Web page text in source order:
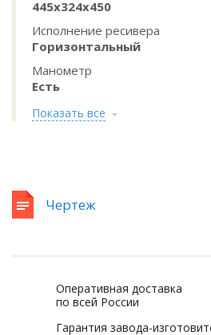
445x324x450
Исполнение ресивера
Горизонтальный
Манометр
Есть
Показать все
Чертеж
Оперативная доставка
по всей России
Гарантия завода-